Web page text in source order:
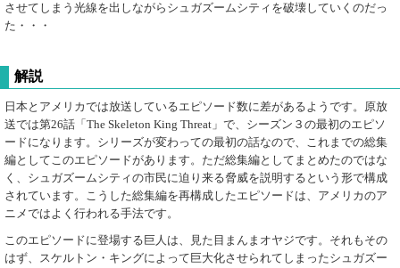
させてしまう光線を出しながらシュガズームシティを破壊していくのだっ
た・・・
解説
日本とアメリカでは放送しているエピソード数に差があるようです。原放
送では第26話「The Skeleton King Threat」で、シーズン３の最初のエピソ
ードになります。シリーズが変わっての最初の話なので、これまでの総集
編としてこのエピソードがあります。ただ総集編としてまとめたのではな
く、シュガズームシティの市民に迫り来る脅威を説明するという形で構成
されています。こうした総集編を再構成したエピソードは、アメリカのア
ニメではよく行われる手法です。
このエピソードに登場する巨人は、見た目まんまオヤジです。それもその
はず、スケルトン・キングによって巨大化させられてしまったシュガズー